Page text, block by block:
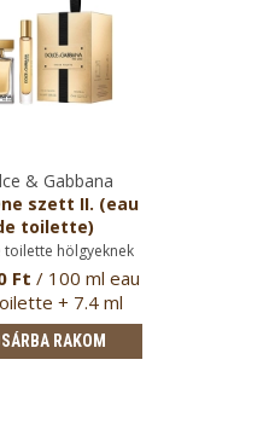
& Gabbana
szett II. (eau
toilette)
toilette hölgyeknek
Ft / 100 ml eau
+ 7.4 ml
tollpa…
RAKOM